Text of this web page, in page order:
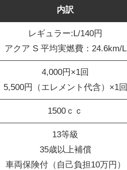
内訳
レギュラー:L/140円
アクア S 平均実燃費：24.6km/L
4,000円×1回
5,500円（エレメント代含）×1回
1500ｃｃ
13等級
35歳以上補償
車両保険付（自己負担10万円）